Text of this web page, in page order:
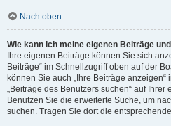
Nach oben
Wie kann ich meine eigenen Beiträge
Ihre eigenen Beiträge können Sie sich
Beiträge“ im Schnellzugriff oben auf der
können Sie auch „Ihre Beiträge
„Beiträge des Benutzers suchen“ auf
Benutzen Sie die erweiterte Suche, um
suchen. Tragen Sie dort die